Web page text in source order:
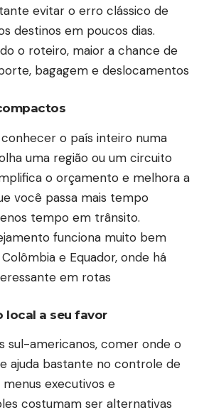
evitar o erro clássico de
destinos em poucos dias.
o roteiro, maior a chance de
bagagem e deslocamentos
o país inteiro numa
uma região ou um circuito
o orçamento e melhora a
você passa mais tempo
tempo em trânsito.
funciona muito bem
e Equador, onde há
em rotas
local a seu favor
sul-americanos, comer onde o
ajuda bastante no controle de
executivos e
costumam ser alternativas